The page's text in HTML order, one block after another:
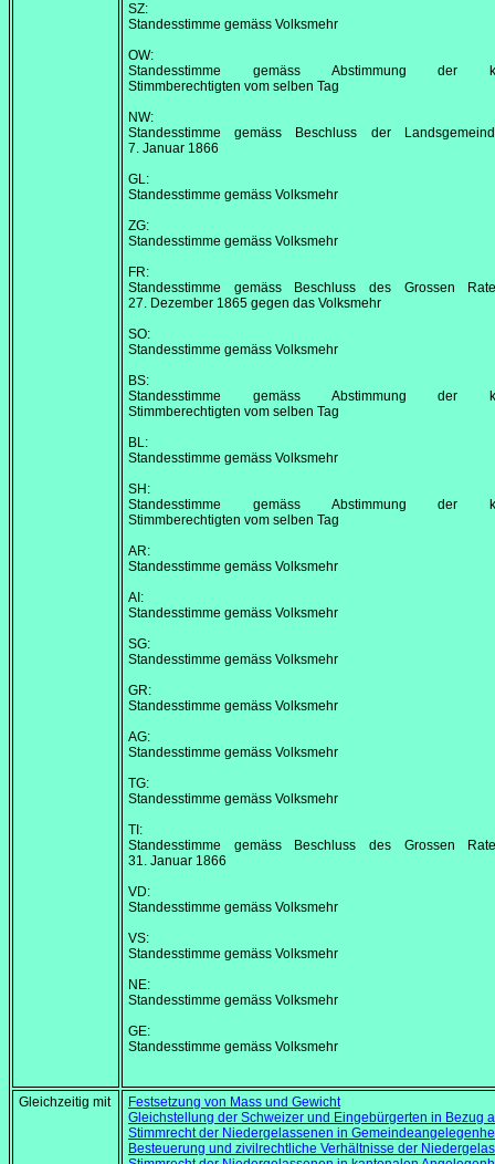
SZ:
Standesstimme gemäss Volksmehr
OW:
Standesstimme gemäss Abstimmung der
Stimmberechtigten vom selben Tag
NW:
Standesstimme gemäss Beschluss der
7. Januar 1866
GL:
Standesstimme gemäss Volksmehr
ZG:
Standesstimme gemäss Volksmehr
FR:
Standesstimme gemäss Beschluss des Grossen
27. Dezember 1865 gegen das Volksmehr
SO:
Standesstimme gemäss Volksmehr
BS:
Standesstimme gemäss Abstimmung der
Stimmberechtigten vom selben Tag
BL:
Standesstimme gemäss Volksmehr
SH:
Standesstimme gemäss Abstimmung der
Stimmberechtigten vom selben Tag
AR:
Standesstimme gemäss Volksmehr
AI:
Standesstimme gemäss Volksmehr
SG:
Standesstimme gemäss Volksmehr
GR:
Standesstimme gemäss Volksmehr
AG:
Standesstimme gemäss Volksmehr
TG:
Standesstimme gemäss Volksmehr
TI:
Standesstimme gemäss Beschluss des Grossen
31. Januar 1866
VD:
Standesstimme gemäss Volksmehr
VS:
Standesstimme gemäss Volksmehr
NE:
Standesstimme gemäss Volksmehr
GE:
Standesstimme gemäss Volksmehr
Gleichzeitig mit
Festsetzung von Mass und Gewicht
Gleichstellung der Schweizer und Eingebürgerten in Bezug
Stimmrecht der Niedergelassenen in
Besteuerung und zivilrechtliche Verhältnisse der